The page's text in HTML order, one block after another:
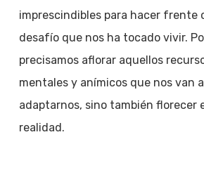
imprescindibles para hacer frente
desafío que nos ha tocado vivir.
precisamos aflorar aquellos
mentales y anímicos que nos van
adaptarnos, sino también florecer
realidad.